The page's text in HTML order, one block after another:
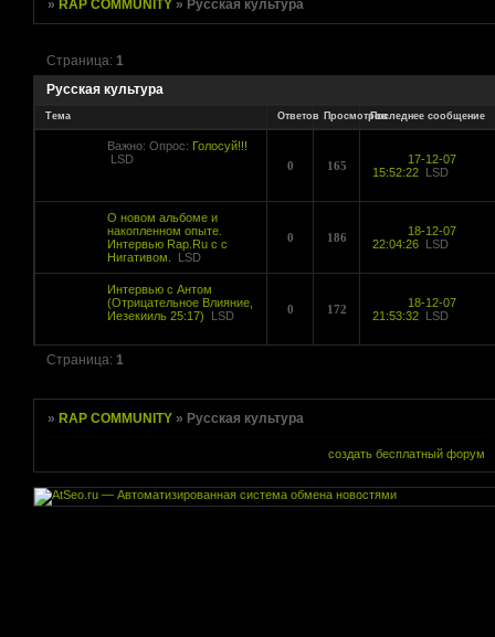
»RAP COMMUNITY » Русская культура
Русская культура
Страница: 1
Тема Ответов ПросмотровПоследнее сообщение
Важно: Опрос: Голосуй!!!
LSD
0 165
17-12-07
15:52:22 LSD
О новом альбоме и
накопленном опыте.
Интервью Rap.Ru с с
Нигативом.
LSD
0 186
18-12-07
22:04:26 LSD
Интервью с Антом
(Отрицательное Влияние,
Иезекииль 25:17)
LSD 0 172
18-12-07
21:53:32 LSD
Страница:1
» RAP COMMUNITY » Русская культура
создать бесплатный форум